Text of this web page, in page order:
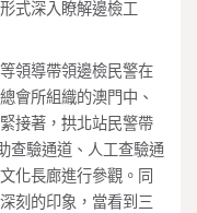
式深入瞭解邊檢工
領導帶領邊檢民警在
會所組織的澳門中、
接著，拱北站民警帶
查驗通道、人工查驗通
化長廊進行參觀。同
刻的印象，當看到三